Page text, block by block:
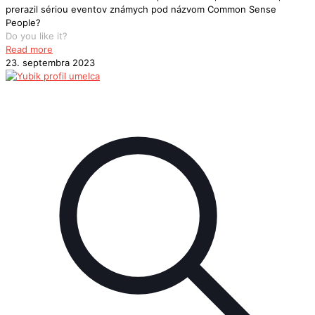
prerazil sériou eventov známych pod názvom Common Sense
People?
Do you like it?
Read more
23. septembra 2023